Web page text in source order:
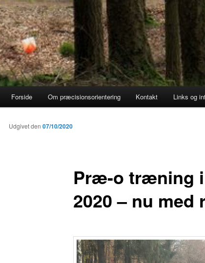
Forside Om præcisionsorientering Kontakt Links og
Præ-o træning i
2020 – nu med
Udgivet den 07/10/2020